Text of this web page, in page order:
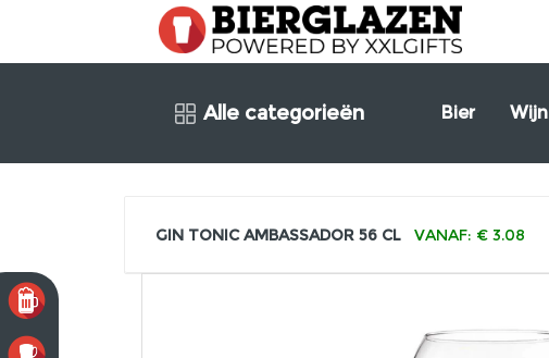
Alle categorieën Bier Wijn
GIN TONIC AMBASSADOR 56 CL VANAF: € 3.08